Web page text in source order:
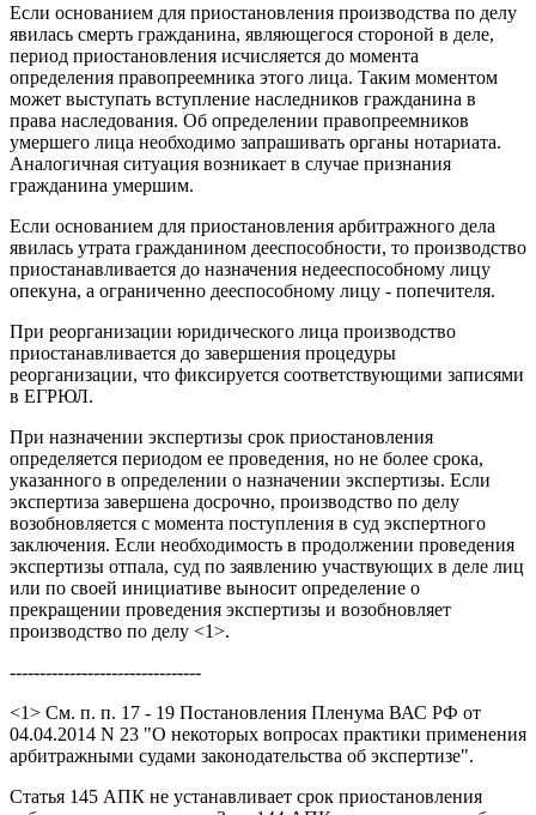
Если основанием для приостановления производства по делу
явилась смерть гражданина, являющегося стороной в деле,
период приостановления исчисляется до момента
определения правопреемника этого лица. Таким моментом
может выступать вступление наследников гражданина в
права наследования. Об определении правопреемников
умершего лица необходимо запрашивать органы нотариата.
Аналогичная ситуация возникает в случае признания
гражданина умершим.
Если основанием для приостановления арбитражного дела
явилась утрата гражданином дееспособности, то производство
приостанавливается до назначения недееспособному лицу
опекуна, а ограниченно дееспособному лицу - попечителя.
При реорганизации юридического лица производство
приостанавливается до завершения процедуры
реорганизации, что фиксируется соответствующими записями
в ЕГРЮЛ.
При назначении экспертизы срок приостановления
определяется периодом ее проведения, но не более срока,
указанного в определении о назначении экспертизы. Если
экспертиза завершена досрочно, производство по делу
возобновляется с момента поступления в суд экспертного
заключения. Если необходимость в продолжении проведения
экспертизы отпала, суд по заявлению участвующих в деле лиц
или по своей инициативе выносит определение о
прекращении проведения экспертизы и возобновляет
производство по делу <1>.
--------------------------------
<1> См. п. п. 17 - 19 Постановления Пленума ВАС РФ от
04.04.2014 N 23 "О некоторых вопросах практики применения
арбитражными судами законодательства об экспертизе".
Статья 145 АПК не устанавливает срок приостановления